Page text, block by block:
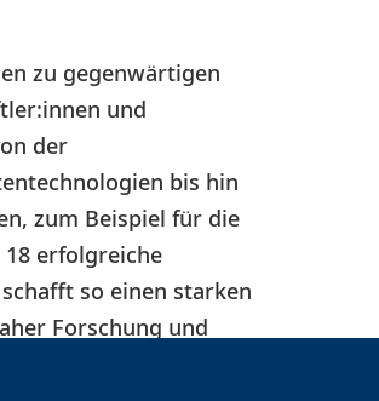
zu gegenwärtigen
und
der
bis hin
zum Beispiel für die
erfolgreiche
so einen starken
Forschung und